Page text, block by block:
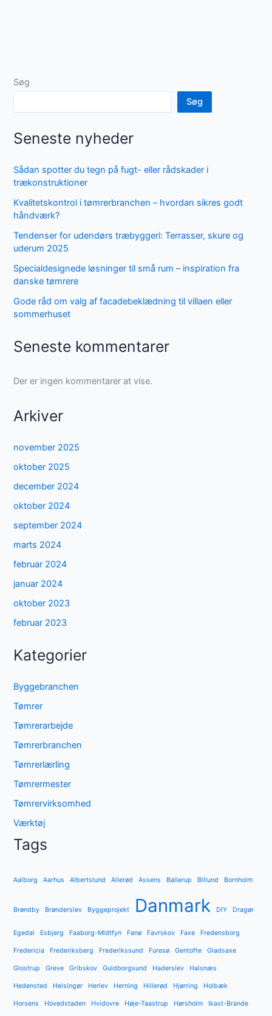
Søg
Søg
Seneste nyheder
Sådan spotter du tegn på fugt- eller rådskader i
trækonstruktioner
Kvalitetskontrol i tømrerbranchen – hvordan sikres godt
håndværk?
Tendenser for udendørs træbyggeri: Terrasser, skure og
uderum 2025
Specialdesignede løsninger til små rum – inspiration fra
danske tømrere
Gode råd om valg af facadebeklædning til villaen eller
sommerhuset
Seneste kommentarer
Der er ingen kommentarer at vise.
Arkiver
november 2025
oktober 2025
december 2024
oktober 2024
september 2024
marts 2024
februar 2024
januar 2024
oktober 2023
februar 2023
Kategorier
Byggebranchen
Tømrer
Tømrerarbejde
Tømrerbranchen
Tømrerlærling
Tømrermester
Tømrervirksomhed
Værktøj
Tags
Aalborg Aarhus Albertslund Allerød Assens Ballerup Billund Bornholm
Brøndby Brønderslev Byggeprojekt Danmark DIY Dragør
Egedal Esbjerg Faaborg-Midtfyn Fanø Favrskov Faxe Fredensborg
Fredericia Frederiksberg Frederikssund Furesø Gentofte Gladsaxe
Glostrup Greve Gribskov Guldborgsund Haderslev Halsnæs
Hedensted Helsingør Herlev Herning Hillerød Hjørring Holbæk
Horsens Hovedstaden Hvidovre Høje-Taastrup Hørsholm Ikast-Brande